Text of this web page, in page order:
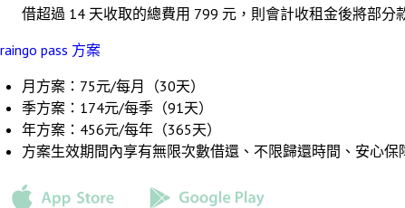
借超過 14 天收取的總費用 799 元，則會計收租金後將部
raingo pass 方案
月方案：75元/每月（30天）
季方案：174元/每季（91天）
年方案：456元/每年（365天）
方案生效期間內享有無限次數借還、不限歸還時間、安心